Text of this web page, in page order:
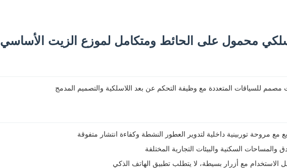
محمول على الحائط ومتكامل لموزع الزيت الأساسي
للسياقات المتعددة مع وظيفة التحكم عن بعد اللاسلكية والتصميم المدمج
مع مروحة توربينية داخلية لتدوير العطور النشطة وكفاءة انتشار متفوقة
والمساحات السكنية والبيئات التجارية المختلفة
مع أزرار بسيطة، لا يتطلب تطبيق الهاتف الذكي